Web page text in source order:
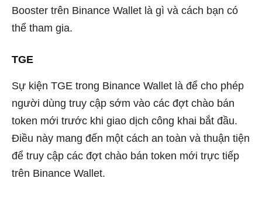
Booster trên Binance Wallet là gì và cách bạn có
thể tham gia.
TGE
Sự kiện TGE trong Binance Wallet là để cho phép
người dùng truy cập sớm vào các đợt chào bán
token mới trước khi giao dịch công khai bắt đầu.
Điều này mang đến một cách an toàn và thuận tiện
để truy cập các đợt chào bán token mới trực tiếp
trên Binance Wallet.